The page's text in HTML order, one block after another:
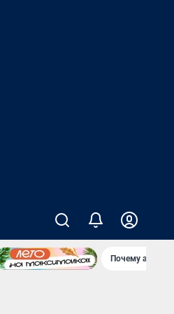
Почему атаки